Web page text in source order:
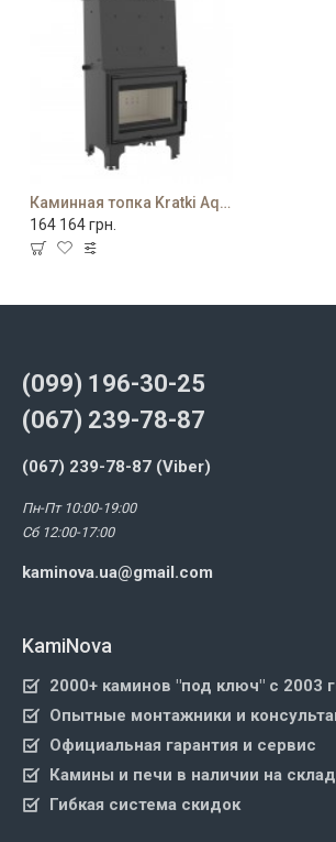
Каминная топка Kratki Aquario/Z/14/W
164 164 грн.
(099) 196-30-25
(067) 239-78-87
(067) 239-78-87 (Viber)
Пн-Пт 10:00-19:00
Сб 12:00-17:00
kaminova.ua@gmail.com
KamiNova
2000+ каминов "под ключ" с 2003
Опытные монтажники и
Официальная гарантия и сервис
Камины и печи в наличии на
Гибкая система скидок